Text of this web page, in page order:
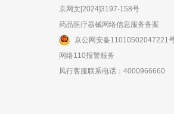
京网文[2024]3197-158号
药品医疗器械网络信息服务备案
京公网安备11010502047221
网络110报警服务
风行客服联系电话：4000966660